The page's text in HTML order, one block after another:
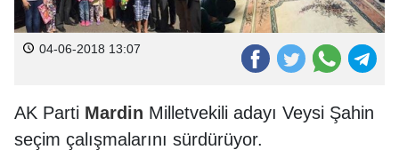
04-06-2018 13:07
AK Parti Mardin Milletvekili adayı Veysi Şahin
seçim çalışmalarını sürdürüyor.